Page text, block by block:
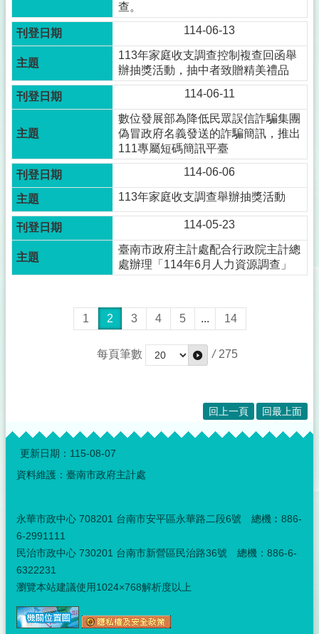
查。
114-06-13
113年家庭收支調查控制複查回函舉
辦抽獎活動，抽中者致贈精美禮品
114-06-11
數位發展部為降低民眾誤信詐騙集團
偽冒政府名義發送的詐騙簡訊，推出
111專屬短碼簡訊平臺
114-06-06
113年家庭收支調查舉辦抽獎活動
114-05-23
臺南市政府主計處配合行政院主計總
處辦理「114年6月人力資源調查」
1 2 3 4 5 ... 14
每頁筆數 / 275
回上一頁 回最上面
:::
更新日期： 115-08-07
資料維護：臺南市政府主計處
永華市政中心 708201 台南市安平區永華路二段6號 總機︰886-
6-2991111
民治市政中心 730201 台南市新營區民治路36號 總機：886-6-
6322231
瀏覽本站建議使用1024×768解析度以上